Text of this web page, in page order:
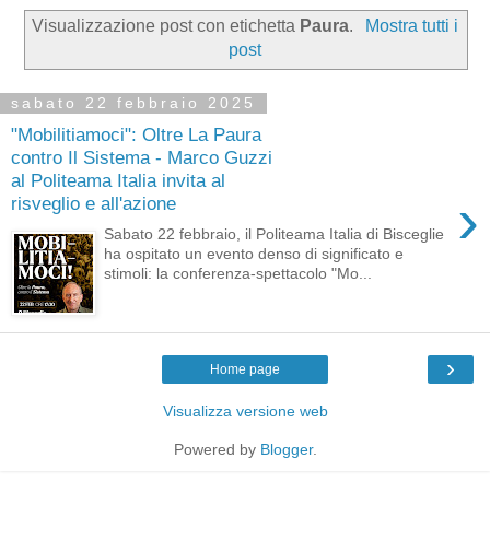
Visualizzazione post con etichetta Paura.
Mostra tutti i
post
sabato 22 febbraio 2025
"Mobilitiamoci": Oltre La Paura
contro Il Sistema - Marco Guzzi
al Politeama Italia invita al
risveglio e all'azione
›
Sabato 22 febbraio, il Politeama Italia di Bisceglie
ha ospitato un evento denso di significato e
stimoli: la conferenza-spettacolo "Mo...
›
Home page
Visualizza versione web
Powered by Blogger.